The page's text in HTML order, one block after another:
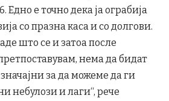
Едно е точно дека ја ограбија
со празна каса и со долгови.
што се и затоа после
нема да бидат
за да можеме да ги
небулози и лаги“, рече